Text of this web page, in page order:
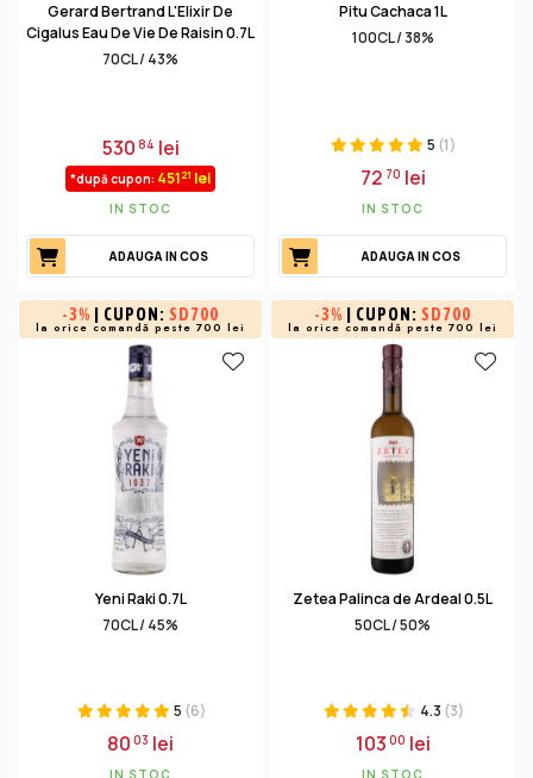
Gerard Bertrand L'Elixir De
Cigalus Eau De Vie De Raisin 0.7L
70CL / 43%
53084 lei
*după cupon: 45121 lei
IN STOC
ADAUGA IN COS
Pitu Cachaca 1L
100CL / 38%
5 (1)
72 70 lei
IN STOC
ADAUGA IN COS
-3% | CUPON: SD700
la orice comandă peste 700 lei
Yeni Raki 0.7L
70CL / 45%
5 (6)
8003 lei
IN STOC
-3% | CUPON: SD700
la orice comandă peste 700 lei
Zetea Palinca de Ardeal 0.5L
50CL / 50%
4.3 (3)
10300 lei
IN STOC